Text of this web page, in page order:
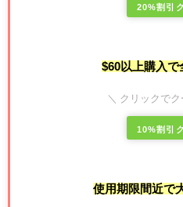
20%割引
$60以上購入で
＼ クリックで
10%割引
使用期限間近で